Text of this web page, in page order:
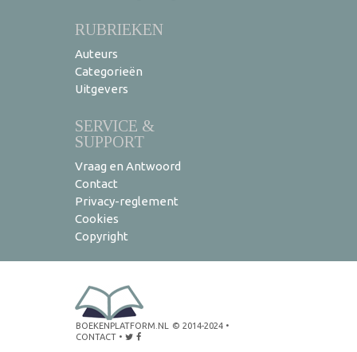
RUBRIEKEN
Auteurs
Categorieën
Uitgevers
SERVICE &
SUPPORT
Vraag en Antwoord
Contact
Privacy-reglement
Cookies
Copyright
BOEKENPLATFORM.NL © 2014-2024 •
CONTACT •